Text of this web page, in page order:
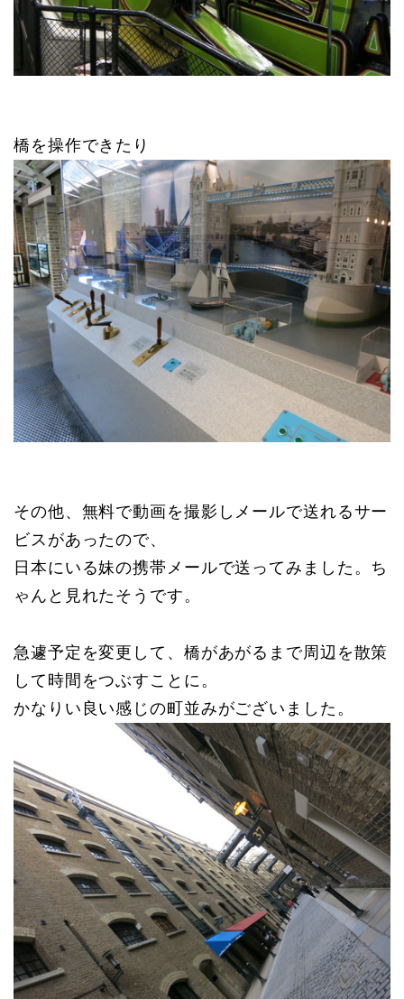
橋を操作できたり
その他、 無料で動画を撮影しメールで送れるサー
ビスがあったので、
日本にいる妹の携帯メールで送ってみました。 ち
ゃんと見れたそうです。
急遽予定を変更して、橋があがるまで周辺を散策
して時間をつぶすことに。
かなりい良い感じの町並みがございました。